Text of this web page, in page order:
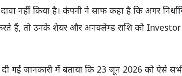
नहीं किया है। कंपनी ने साफ कहा है कि अगर
हैं, तो उनके शेयर और अनक्लेम्ड राशि को
गई जानकारी में बताया कि 23 जून 2026 को ऐसे